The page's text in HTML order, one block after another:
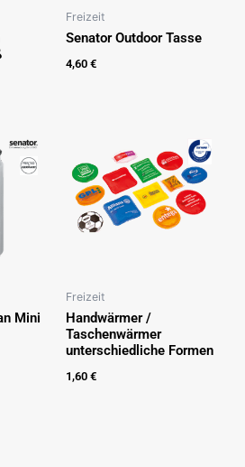
Freizeit
Senator Outdoor Tasse
4,60 €
Mini
Freizeit
Handwärmer /
Taschenwärmer
unterschiedliche Formen
1,60 €